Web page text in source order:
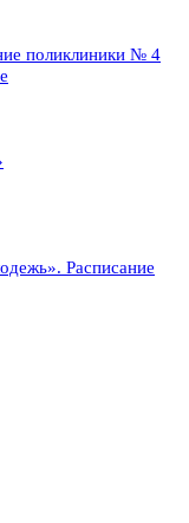
поликлиники № 4
Расписание